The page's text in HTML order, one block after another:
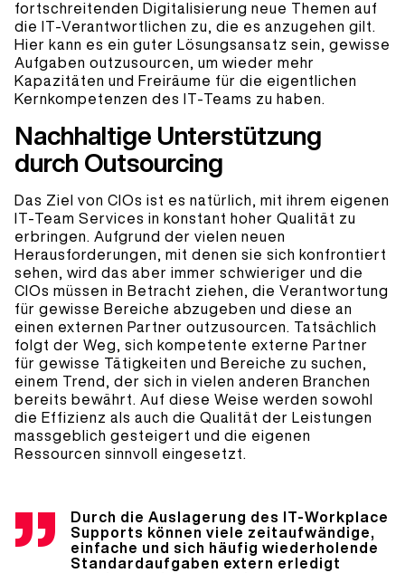
fortschreitenden Digitalisierung neue Themen auf
die IT-Verantwortlichen zu, die es anzugehen gilt.
Hier kann es ein guter Lösungsansatz sein, gewisse
Aufgaben outzusourcen, um wieder mehr
Kapazitäten und Freiräume für die eigentlichen
Kernkompetenzen des IT-Teams zu haben.
Nachhaltige Unterstützung
durch Outsourcing
Das Ziel von CIOs ist es natürlich, mit ihrem eigenen
IT-Team Services in konstant hoher Qualität zu
erbringen. Aufgrund der vielen neuen
Herausforderungen, mit denen sie sich konfrontiert
sehen, wird das aber immer schwieriger und die
CIOs müssen in Betracht ziehen, die Verantwortung
für gewisse Bereiche abzugeben und diese an
einen externen Partner outzusourcen. Tatsächlich
folgt der Weg, sich kompetente externe Partner
für gewisse Tätigkeiten und Bereiche zu suchen,
einem Trend, der sich in vielen anderen Branchen
bereits bewährt. Auf diese Weise werden sowohl
die Effizienz als auch die Qualität der Leistungen
massgeblich gesteigert und die eigenen
Ressourcen sinnvoll eingesetzt.
Durch die Auslagerung des IT-Workplace
Supports können viele zeitaufwändige,
einfache und sich häufig wiederholende
Standardaufgaben extern erledigt